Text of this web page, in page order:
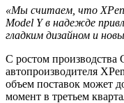
«Мы считаем, что
Model Y в надежде
гладким дизайном и
С ростом производства
автопроизводителя
объем поставок может
момент в третьем